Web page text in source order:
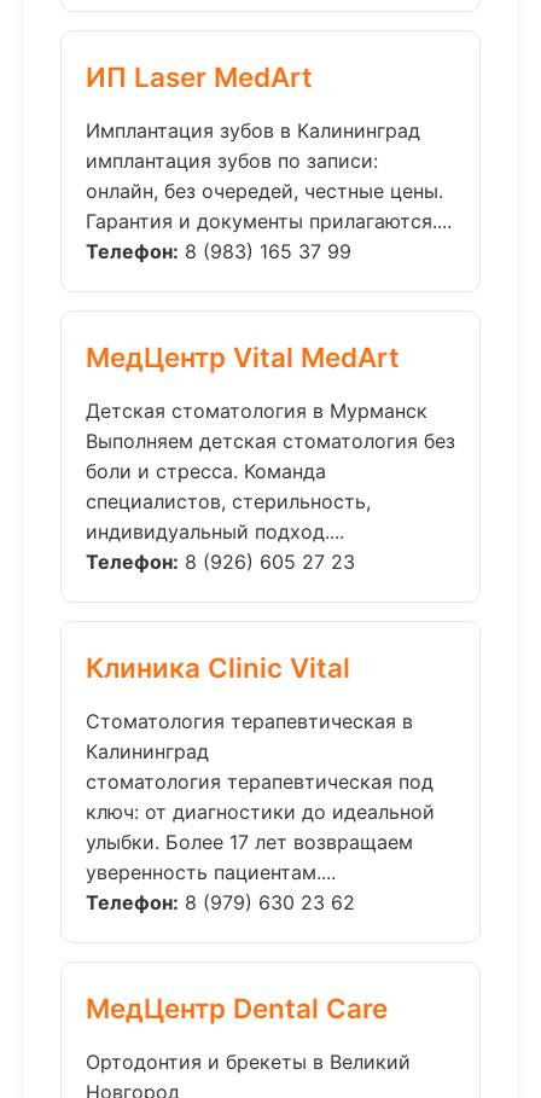
ИП Laser MedArt
Имплантация зубов в Калининград
имплантация зубов по записи:
онлайн, без очередей, честные цены.
Гарантия и документы прилагаются....
Телефон: 8 (983) 165 37 99
МедЦентр Vital MedArt
Детская стоматология в Мурманск
Выполняем детская стоматология без
боли и стресса. Команда
специалистов, стерильность,
индивидуальный подход....
Телефон: 8 (926) 605 27 23
Клиника Clinic Vital
Стоматология терапевтическая в
Калининград
стоматология терапевтическая под
ключ: от диагностики до идеальной
улыбки. Более 17 лет возвращаем
уверенность пациентам....
Телефон: 8 (979) 630 23 62
МедЦентр Dental Care
Ортодонтия и брекеты в Великий
Новгород